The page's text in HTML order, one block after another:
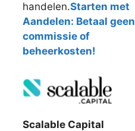
handelen.Starten met
Aandelen: Betaal geen
commissie of
beheerkosten!
Scalable Capital